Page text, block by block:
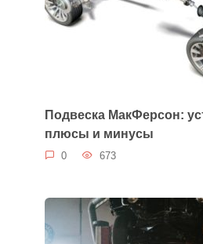
Подвеска МакФерсон:
плюсы и минусы
0 673